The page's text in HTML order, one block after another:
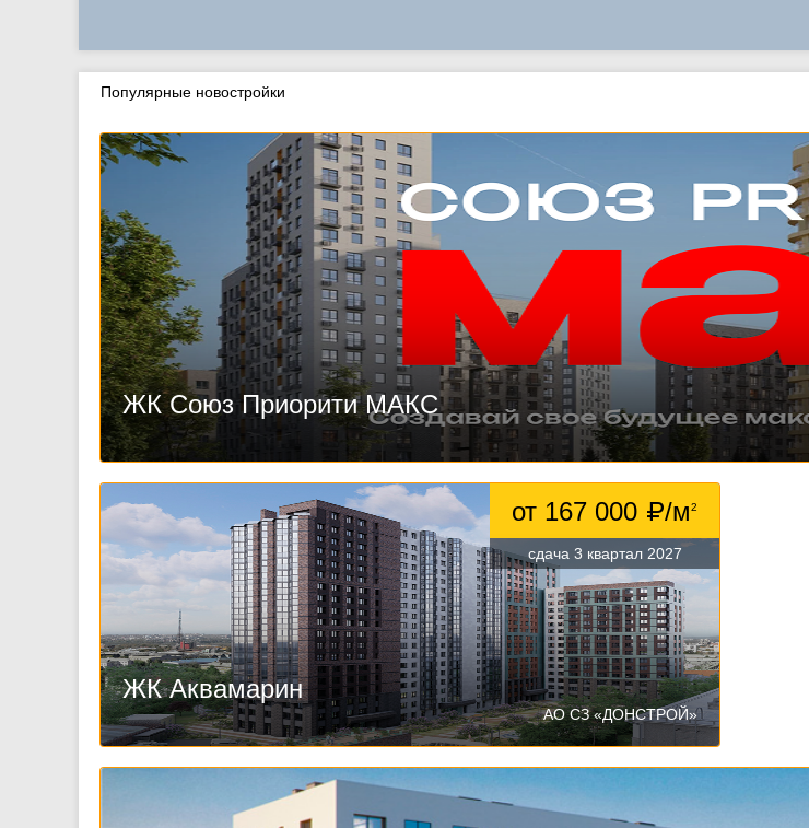
Популярные новостройки
ЖК Союз Приорити МАКС
от 167 000 /м2
сдача 3 квартал 2027
ЖК Аквамарин
АО СЗ «ДОНСТРОЙ»